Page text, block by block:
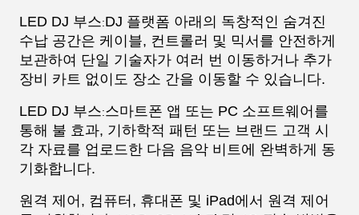
LED DJ 부스:DJ 플랫폼 아래의 독창적인 숨겨진
수납 공간은 케이블, 컨트롤러 및 믹서를 안전하게
보관하여 단일 기술자가 여러 번 이동하거나 추가
장비 카트 없이도 장소 간을 이동할 수 있습니다.
LED DJ 부스:스마트폰 앱 또는 PC 소프트웨어를
통해 불 효과, 기하학적 패턴 또는 브랜드 고객 시
각 자료를 업로드한 다음 음악 비트에 완벽하게 동
기화합니다.
원격 제어, 컴퓨터, 휴대폰 및 iPad에서 원격 제어